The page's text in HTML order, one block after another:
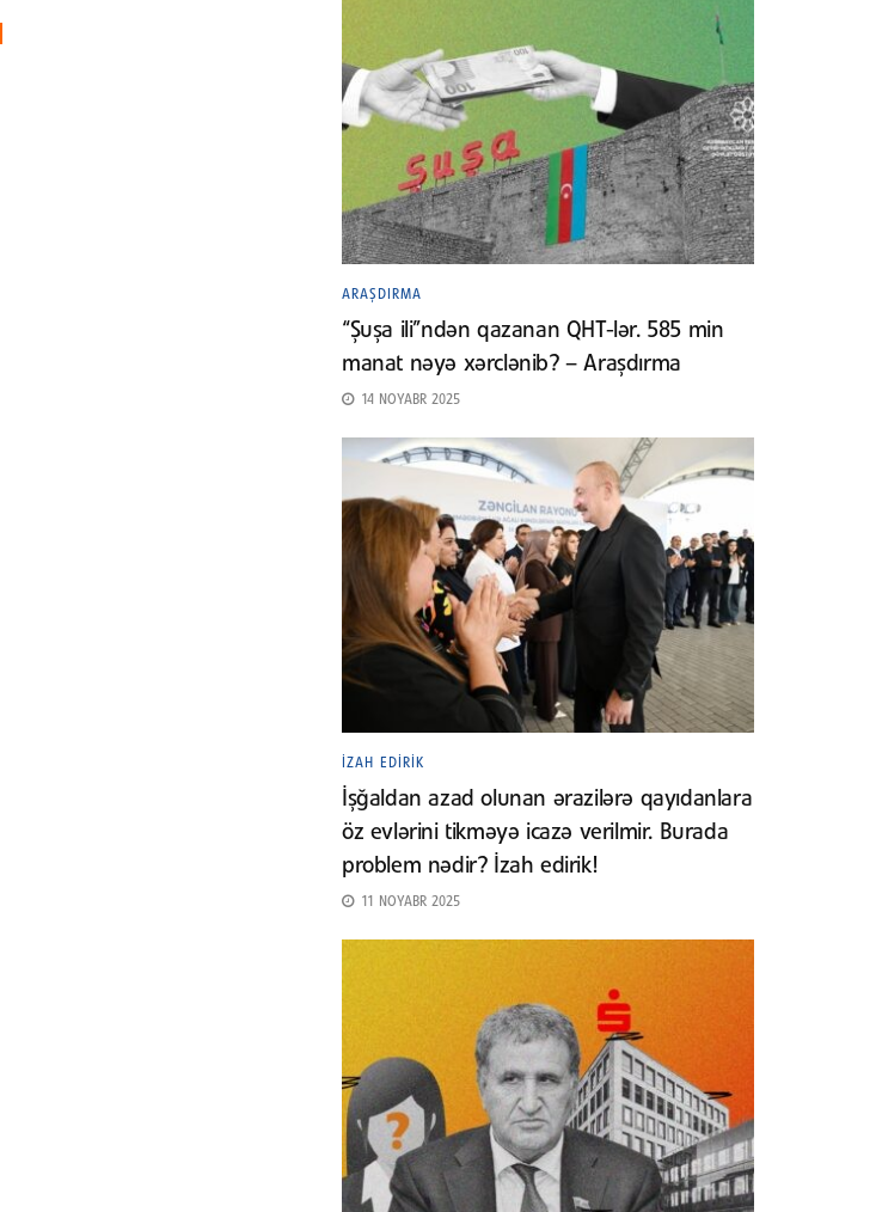
ARAŞDIRMA
“Şuşa ili”ndən qazanan QHT-lər. 585 min
manat nəyə xərclənib? – Araşdırma
14 NOYABR 2025
İZAH EDIRIK
İşğaldan azad olunan ərazilərə qayıdanlara
öz evlərini tikməyə icazə verilmir. Burada
problem nədir? İzah edirik!
11 NOYABR 2025